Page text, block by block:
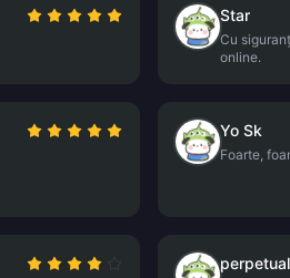
Star
Cu
online.
Yo Sk
Foarte,